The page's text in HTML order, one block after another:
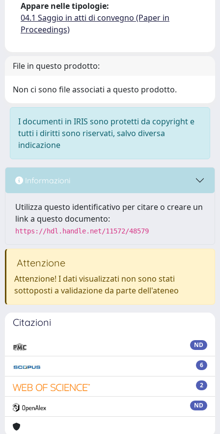
Appare nelle tipologie:
04.1 Saggio in atti di convegno (Paper in
Proceedings)
File in questo prodotto:
Non ci sono file associati a questo prodotto.
I documenti in IRIS sono protetti da copyright e
tutti i diritti sono riservati, salvo diversa
indicazione
Informazioni
Utilizza questo identificativo per citare o creare un
link a questo documento:
https://hdl.handle.net/11572/48579
Attenzione
Attenzione! I dati visualizzati non sono stati
sottoposti a validazione da parte dell'ateneo
Citazioni
ND
6
2
ND